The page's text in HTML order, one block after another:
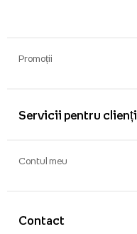
Promoții
Servicii pentru clienți
Contact
Contul meu